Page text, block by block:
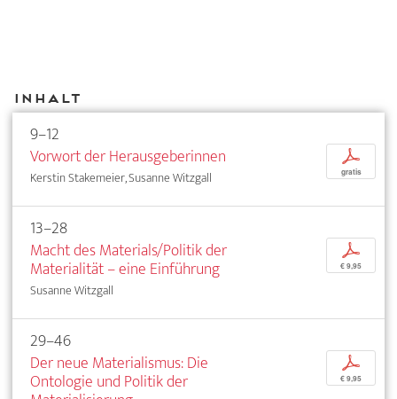
Inhalt
9–12
Vorwort der Herausgeberinnen
Kerstin Stakemeier, Susanne Witzgall
p
gratis
13–28
Macht des Materials/Politik der
Materialität – eine Einführung
Susanne Witzgall
p
€ 9,95
29–46
Der neue Materialismus: Die
Ontologie und Politik der
p
€ 9,95